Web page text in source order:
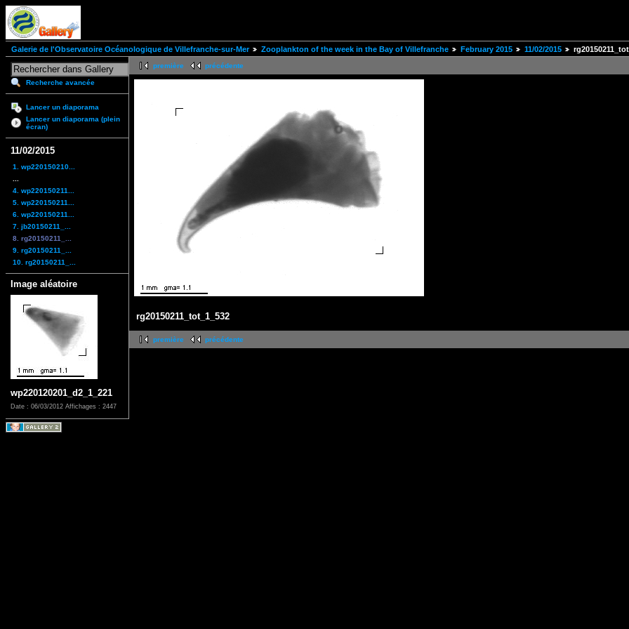
Galerie de l'Observatoire Océanologique de Villefranche-sur-Mer Zooplankton of the week in the Bay of Villefranche February 2015 11/02/2015
Recherche avancée
Lancer un diaporama
Lancer un diaporama (plein
écran)
11/02/2015
1. wp220150210...
4. wp220150211...
5. wp220150211...
6. wp220150211...
7. jb20150211_...
8. rg20150211_...
9. rg20150211_...
10. rg20150211_...
Image aléatoire
wp220120201_d2_1_221
Date : 06/03/2012 Affichages : 2447
première précédente
rg20150211_tot_1_532
première précédente